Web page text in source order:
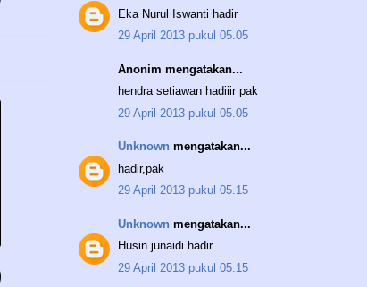
Eka Nurul Iswanti hadir
29 April 2013 pukul 05.05
Anonim mengatakan...
hendra setiawan hadiiir pak
29 April 2013 pukul 05.05
Unknown mengatakan...
hadir,pak
29 April 2013 pukul 05.15
Unknown mengatakan...
Husin junaidi hadir
29 April 2013 pukul 05.15